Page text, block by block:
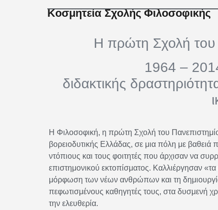
Η πρώτη Σχολή του
1964 –
διδακτικής
Η Φιλοσοφική, η πρώτη Σχολή του
βορειοδυτικής Ελλάδας, σε μια πόλη με
ντόπιους και τους φοιτητές που άρχισαν να
επιστημονικού εκτοπίσματος. Καλλιέργησαν
μόρφωση των νέων ανθρώπων και τη
πεφωτισμένους καθηγητές τους, στα δυσμενή
την ελευθερία.
Κοσμητεία Σχολής Φιλοσοφικής